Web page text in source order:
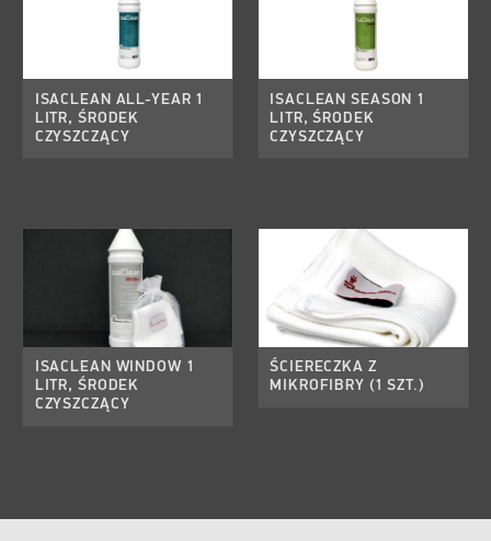
ISACLEAN ALL-YEAR 1
LITR, ŚRODEK
CZYSZCZĄCY
ISACLEAN SEASON 1
LITR, ŚRODEK
CZYSZCZĄCY
ISACLEAN WINDOW 1
LITR, ŚRODEK
CZYSZCZĄCY
ŚCIERECZKA Z
MIKROFIBRY (1 SZT.)